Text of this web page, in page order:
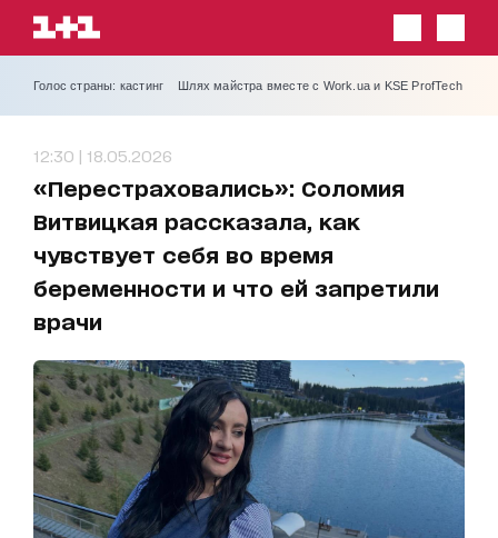
Голос страны: кастинг Шлях майстра вместе с Work.ua и KSE ProfTech
12:30 | 18.05.2026
«Перестраховались»: Соломия
Витвицкая рассказала, как
чувствует себя во время
беременности и что ей запретили
врачи